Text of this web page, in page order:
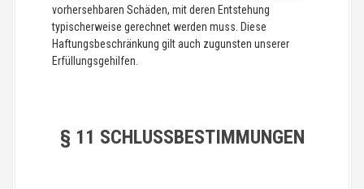
vorhersehbaren Schäden, mit deren Entstehung
typischerweise gerechnet werden muss. Diese
Haftungsbeschränkung gilt auch zugunsten unserer
Erfüllungsgehilfen.
§ 11 SCHLUSSBESTIMMUNGEN